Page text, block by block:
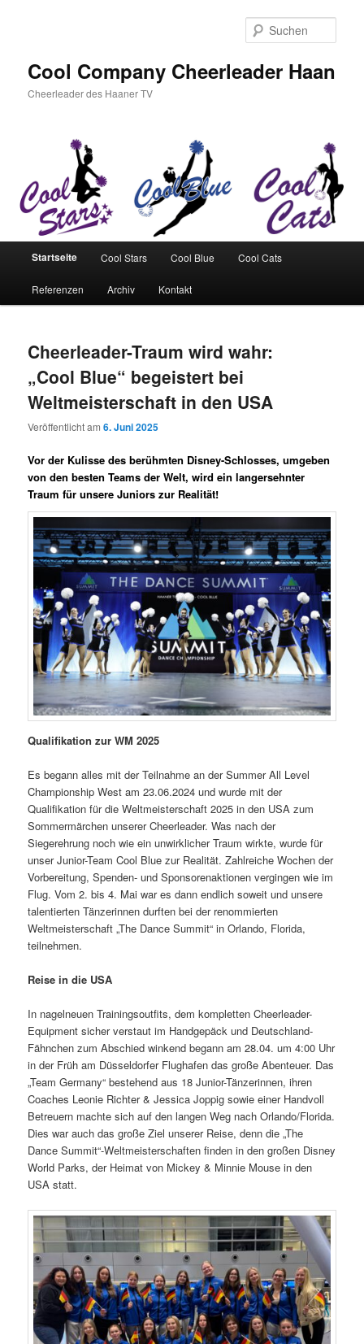
Cool Company Cheerleader Haan
Cheerleader des Haaner TV
HauptmenüStartseite Cool Stars Cool Blue Cool Cats
Referenzen Archiv Kontakt
Cheerleader-Traum wird wahr:
„Cool Blue“ begeistert bei
Weltmeisterschaft in den USA
Veröffentlicht am6. Juni 2025
Vor der Kulisse des berühmten Disney-Schlosses, umgeben
von den besten Teams der Welt, wird ein langersehnter
Traum für unsere Juniors zur Realität!
Qualifikation zur WM 2025
Es begann alles mit der Teilnahme an der Summer All Level
Championship West am 23.06.2024 und wurde mit der
Qualifikation für die Weltmeisterschaft 2025 in den USA zum
Sommermärchen unserer Cheerleader. Was nach der
Siegerehrung noch wie ein unwirklicher Traum wirkte, wurde für
unser Junior-Team Cool Blue zur Realität. Zahlreiche Wochen der
Vorbereitung, Spenden- und Sponsorenaktionen vergingen wie im
Flug. Vom 2. bis 4. Mai war es dann endlich soweit und unsere
talentierten Tänzerinnen durften bei der renommierten
Weltmeisterschaft „The Dance Summit“ in Orlando, Florida,
teilnehmen.
Reise in die USA
In nagelneuen Trainingsoutfits, dem kompletten Cheerleader-
Equipment sicher verstaut im Handgepäck und Deutschland-
Fähnchen zum Abschied winkend begann am 28.04. um 4:00 Uhr
in der Früh am Düsseldorfer Flughafen das große Abenteuer. Das
„Team Germany“ bestehend aus 18 Junior-Tänzerinnen, ihren
Coaches Leonie Richter & Jessica Joppig sowie einer Handvoll
Betreuern machte sich auf den langen Weg nach Orlando/Florida.
Dies war auch das große Ziel unserer Reise, denn die „The
Dance Summit“-Weltmeisterschaften finden in den großen Disney
World Parks, der Heimat von Mickey & Minnie Mouse in den
USA statt.